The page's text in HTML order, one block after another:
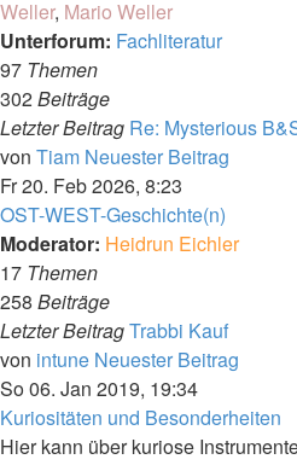
Weller, Mario Weller
Unterforum: Fachliteratur
97 Themen
302Beiträge
Letzter Beitrag Re: Mysterious
von Tiam Neuester Beitrag
Fr 20. Feb 2026, 8:23
OST-WEST-Geschichte(n)
Moderator: Heidrun Eichler
17 Themen
258 Beiträge
Letzter BeitragTrabbi Kauf
von intune Neuester Beitrag
So 06. Jan 2019, 19:34
Kuriositäten und Besonderheiten
Hier kann über kuriose